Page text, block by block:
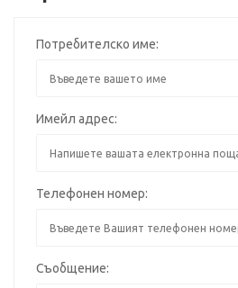
Потребителско име:
Имейл адрес:
Телефонен номер:
Съобщение: